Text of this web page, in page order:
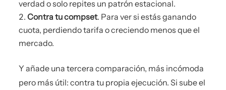
verdad o solo repites un patrón estacional.
Contra tu compset. Para ver si estás ganando
cuota, perdiendo tarifa o creciendo menos que el
mercado.
Y añade una tercera comparación, más incómoda
pero más útil: contra tu propia ejecución. Si sube el